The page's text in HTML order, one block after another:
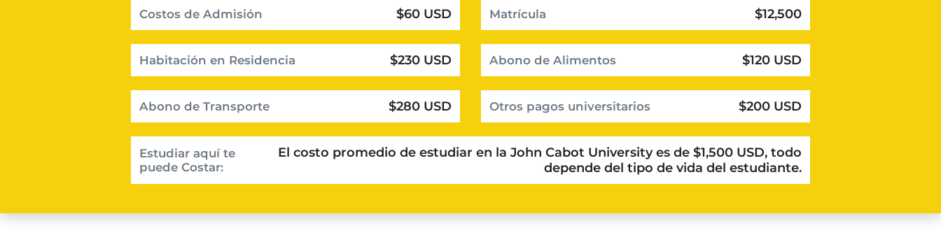
Costos de Admisión $60 USD Matrícula $12,500
Habitación en Residencia $230 USD Abono de Alimentos $120 USD
Abono de Transporte $280 USD Otros pagos universitarios $200 USD
Estudiar aquí te
puede Costar:
El costo promedio de estudiar en la John Cabot University es de $1,500 USD, todo
depende del tipo de vida del estudiante.